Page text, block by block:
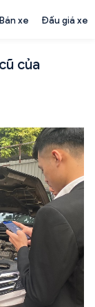
Bán xe Đấu giá xe
của